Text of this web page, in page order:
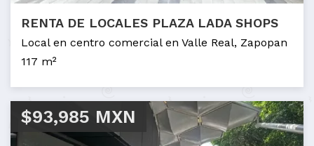
RENTA DE LOCALES PLAZA LADA SHOPS
Local en centro comercial en Valle Real, Zapopan
117 m²
$93,985 MXN